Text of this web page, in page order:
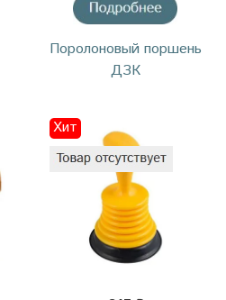
Поролоновый поршень
ДЗК
Хит